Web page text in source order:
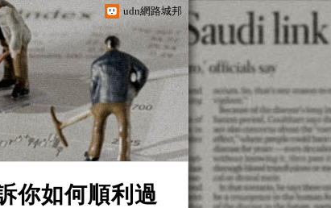
udn網路城邦
你如何順利過